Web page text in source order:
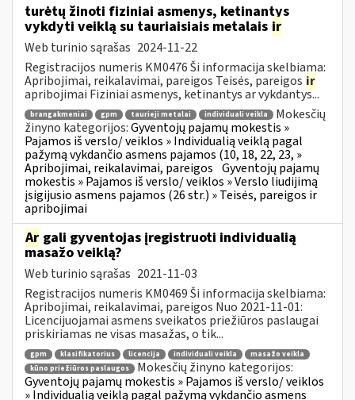
turėtų žinoti fiziniai asmenys, ketinantys
vykdyti veiklą su tauriaisiais metalais ir
Web turinio sąrašas 2024-11-22
Registracijos numeris KM0476 Ši informacija skelbiama:
Apribojimai, reikalavimai, pareigos Teisės, pareigos ir
apribojimai Fiziniai asmenys, ketinantys ar vykdantys...
brangakmeniai gpm taurieji metalai individuali veikla
Mokesčių
žinyno kategorijos:Gyventojų pajamų mokestis »
Pajamos iš verslo/ veiklos » Individualią veiklą pagal
pažymą vykdančio asmens pajamos (10, 18, 22, 23, »
Apribojimai, reikalavimai, pareigos Gyventojų pajamų
mokestis » Pajamos iš verslo/ veiklos » Verslo liudijimą
įsigijusio asmens pajamos (26 str.) » Teisės, pareigos ir
apribojimai
Ar gali gyventojas įregistruoti individualią
masažo veiklą?
Web turinio sąrašas 2021-11-03
Registracijos numeris KM0469 Ši informacija skelbiama:
Apribojimai, reikalavimai, pareigos Nuo 2021-11-01:
Licencijuojamai asmens sveikatos priežiūros paslaugai
priskiriamas ne visas masažas, o tik...
gpm klasifikatorius licencija individuali veikla
masažo veikla
kūno priežiūros paslaugos
Mokesčių žinyno kategorijos:
Gyventojų pajamų mokestis » Pajamos iš verslo/ veiklos
» Individualią veiklą pagal pažymą vykdančio asmens